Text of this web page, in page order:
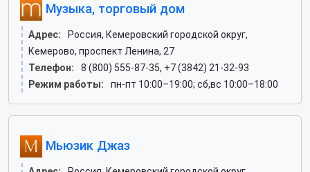
Музыка, торговый дом
Адрес:
Россия, Кемеровский городской округ,
Кемерово, проспект Ленина, 27
Телефон:
8 (800) 555-87-35, +7 (3842) 21-32-93
Режим работы:
пн-пт 10:00–19:00; сб,вс 10:00–18:00
Мьюзик Джаз